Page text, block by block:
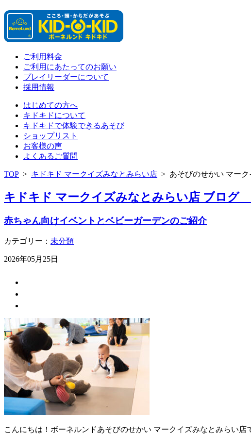
ご利用料金
ご利用にあたってのお願い
プレイリーダーについて
採用情報
はじめての方へ
キドキドについて
キドキドで体験できるあそび
ショップリスト
お客様の声
よくあるご質問
TOP > キドキド マークイズみなとみらい店 > あそびのせかい マー
キドキド マークイズみなとみらい店 ブログ
赤ちゃん向けイベントとベビーガーデンのご紹介
カテゴリー： 未分類
2026年05月25日
こんにちは！ボーネルンドあそびのせかい マークイズみなとみらい